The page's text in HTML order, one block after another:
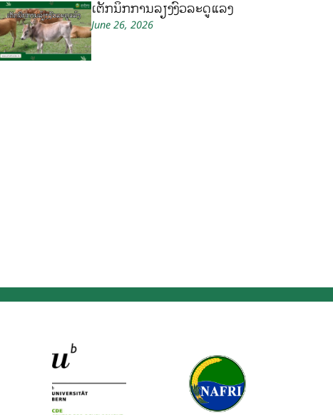
ເຕັກນິກການລ້ຽງງົວລະດູແລ້ງ
June 26, 2026